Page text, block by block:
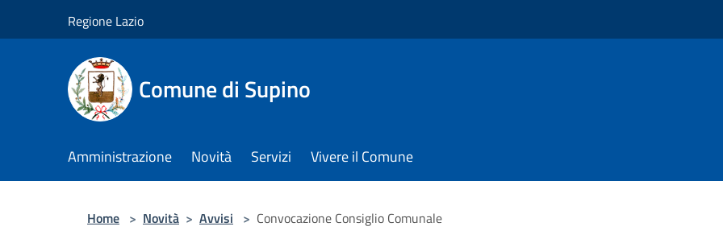
Regione Lazio
Comune di Supino
Amministrazione Novità Servizi Vivere il Comune
Home > Novità > Avvisi > Convocazione Consiglio Comunale